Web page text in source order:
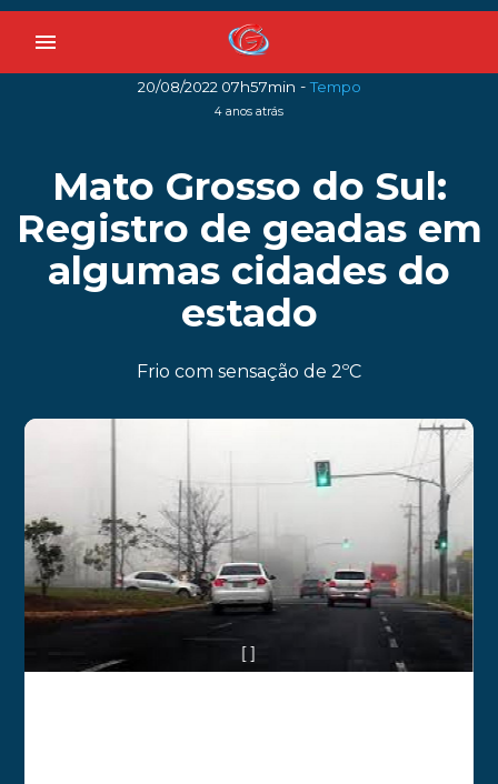
menu
20/08/2022 07h57min -Tempo
4 anos atrás
Mato Grosso do Sul:
Registro de geadas em
algumas cidades do
estado
Frio com sensação de 2ºC
[ ]